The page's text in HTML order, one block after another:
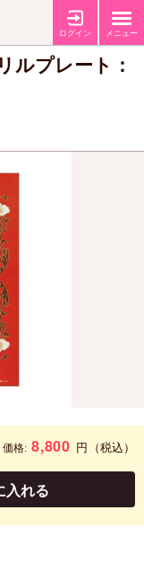
ログイン メニュー
トン・ティ
ルプレート：
価格: 8,800 円 （税込）
入れる